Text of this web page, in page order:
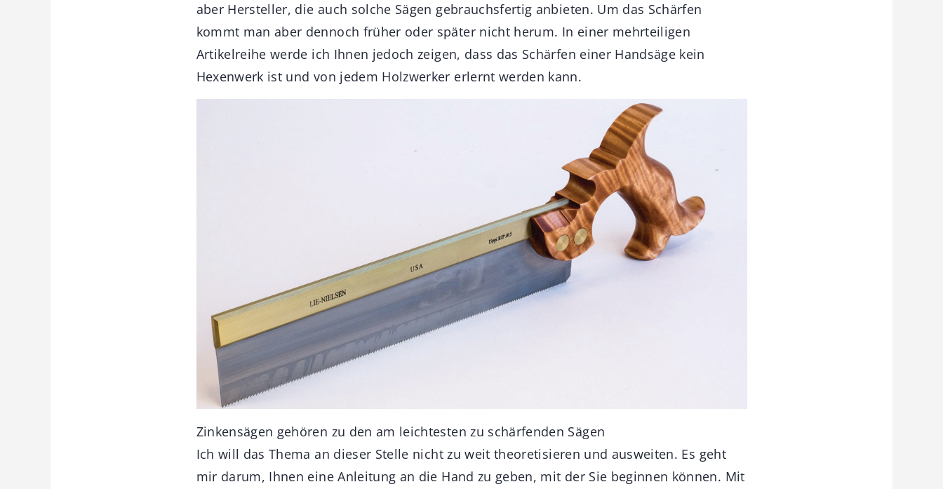
aber Hersteller, die auch solche Sägen gebrauchsfertig anbieten. Um das Schärfen
kommt man aber dennoch früher oder später nicht herum. In einer mehrteiligen
Artikelreihe werde ich Ihnen jedoch zeigen, dass das Schärfen einer Handsäge kein
Hexenwerk ist und von jedem Holzwerker erlernt werden kann.
Zinkensägen gehören zu den am leichtesten zu schärfenden Sägen
Ich will das Thema an dieser Stelle nicht zu weit theoretisieren und ausweiten. Es geht
mir darum, Ihnen eine Anleitung an die Hand zu geben, mit der Sie beginnen können. Mit